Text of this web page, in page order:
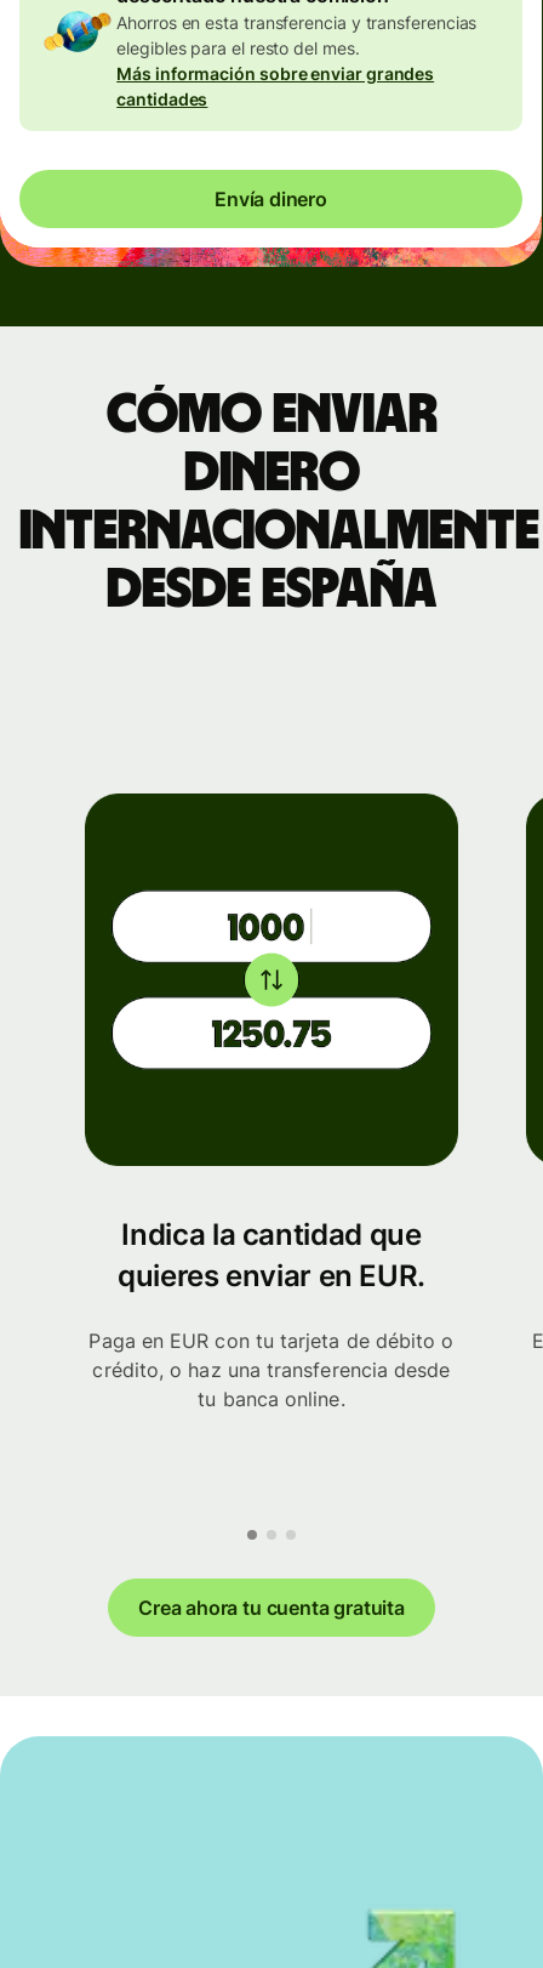
Ahorros en esta transferencia y transferencias
elegibles para el resto del mes.
Más información sobre enviar grandes
cantidades
Envía dinero
Cómo enviar
dinero
internacionalmente
desde España
Indica la cantidad que
quieres enviar en EUR.
Paga en EUR con tu tarjeta de débito o
crédito, o haz una transferencia desde
tu banca online.
Crea ahora tu cuenta gratuita